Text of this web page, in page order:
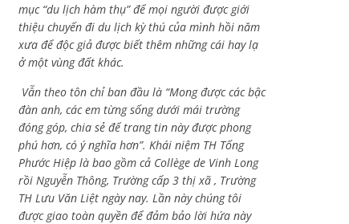
mục “du lịch hàm thụ” để mọi người được giới
thiệu chuyến đi du lịch kỳ thú của mình hồi năm
xưa để độc giả được biết thêm những cái hay lạ
ở một vùng đất khác.
Vẫn theo tôn chỉ ban đầu là “Mong được các bậc
đàn anh, các em từng sống dưới mái trường
đóng góp, chia sẻ để trang tin này được phong
phú hơn, có ý nghĩa hơn”. Khái niệm TH Tống
Phước Hiệp là bao gồm cả Collège de Vinh Long
rồi Nguyễn Thông, Trường cấp 3 thị xã , Trường
TH Lưu Văn Liệt ngày nay. Lần này chúng tôi
được giao toàn quyền để đảm bảo lời hứa này